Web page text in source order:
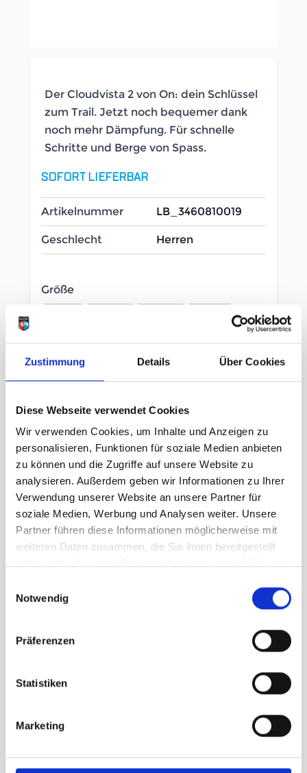
Zustimmung Details Über Cookies
Diese Webseite verwendet Cookies
Wir verwenden Cookies, um Inhalte und Anzeigen zu
personalisieren, Funktionen für soziale Medien anbieten
zu können und die Zugriffe auf unsere Website zu
analysieren. Außerdem geben wir Informationen zu Ihrer
Verwendung unserer Website an unsere Partner für
soziale Medien, Werbung und Analysen weiter. Unsere
Partner führen diese Informationen möglicherweise mit
weiteren Daten zusammen, die Sie ihnen bereitgestellt
Notwendig
Präferenzen
Statistiken
Marketing
Der Cloudvista 2 von On: dein Schlüssel
zum Trail. Jetzt noch bequemer dank
noch mehr Dämpfung. Für schnelle
Schritte und Berge von Spass.
SOFORT LIEFERBAR
Artikelnummer LB_3460810019
Geschlecht Herren
Größe
12½ Us
Beschreibung /On Cloudvista 2 Herren black
Vielseitiger Trail Running Schuh
Mit weicherer Dämpfung und
Überarbeitetes, zweiteiliges
Traktion in jedem Gelände